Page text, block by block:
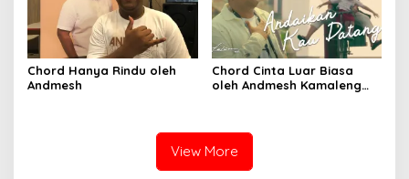
Chord Hanya Rindu oleh
Andmesh
Chord Cinta Luar Biasa
oleh Andmesh Kamaleng
View More